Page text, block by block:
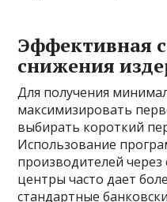
Эффективная
снижения
Для получения
максимизировать
выбирать короткий
Использование
производителей
центры часто дает
стандартные